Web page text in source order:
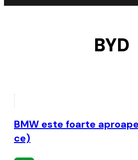
BYD
BMW este foarte
ce)